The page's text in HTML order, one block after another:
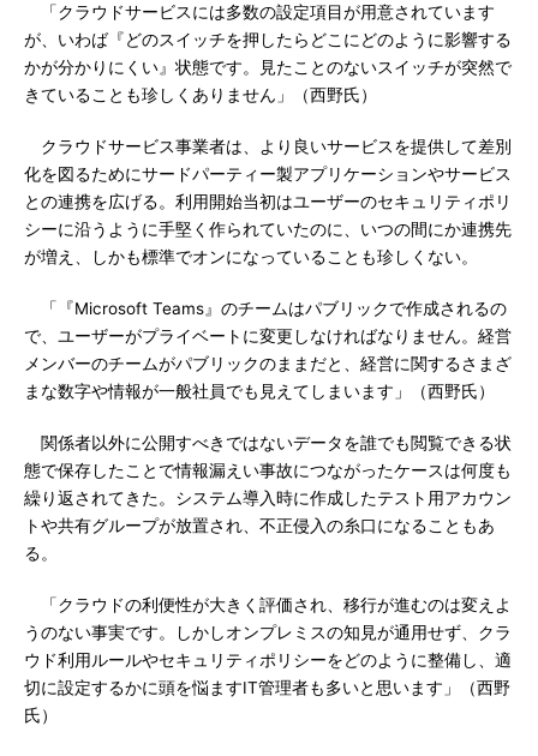
「クラウドサービスには多数の設定項目が用意されています
が、いわば『どのスイッチを押したらどこにどのように影響する
かが分かりにくい』状態です。見たことのないスイッチが突然で
きていることも珍しくありません」（西野氏）
クラウドサービス事業者は、より良いサービスを提供して差別
化を図るためにサードパーティー製アプリケーションやサービス
との連携を広げる。利用開始当初はユーザーのセキュリティポリ
シーに沿うように手堅く作られていたのに、いつの間にか連携先
が増え、しかも標準でオンになっていることも珍しくない。
「『Microsoft Teams』のチームはパブリックで作成されるの
で、ユーザーがプライベートに変更しなければなりません。経営
メンバーのチームがパブリックのままだと、経営に関するさまざ
まな数字や情報が一般社員でも見えてしまいます」（西野氏）
関係者以外に公開すべきではないデータを誰でも閲覧できる状
態で保存したことで情報漏えい事故につながったケースは何度も
繰り返されてきた。システム導入時に作成したテスト用アカウン
トや共有グループが放置され、不正侵入の糸口になることもあ
る。
「クラウドの利便性が大きく評価され、移行が進むのは変えよ
うのない事実です。しかしオンプレミスの知見が通用せず、クラ
ウド利用ルールやセキュリティポリシーをどのように整備し、適
切に設定するかに頭を悩ますIT管理者も多いと思います」（西野
氏）